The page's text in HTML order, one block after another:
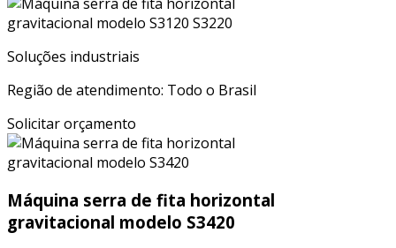
Soluções industriais
Região de atendimento: Todo o Brasil
Solicitar orçamento
Máquina serra de fita horizontal
gravitacional modelo S3420